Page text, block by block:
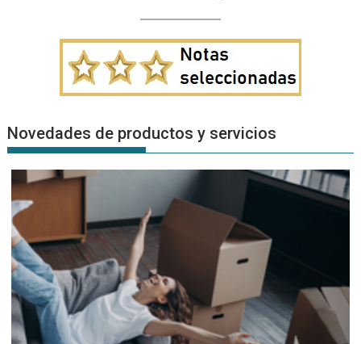
Novedades de productos y servicios